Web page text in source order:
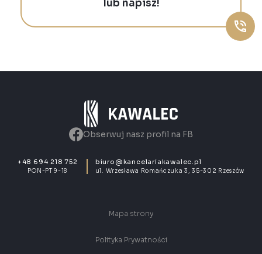
lub napisz!
Obserwuj nasz profil na FB
+48 694 218 752
PON-PT 9-18
biuro@kancelariakawalec.pl
ul. Wrzesława Romańczuka 3, 35-302 Rzeszów
Polityka Prywatności
Mapa strony